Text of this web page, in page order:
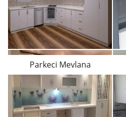
Parkeci Mevlana